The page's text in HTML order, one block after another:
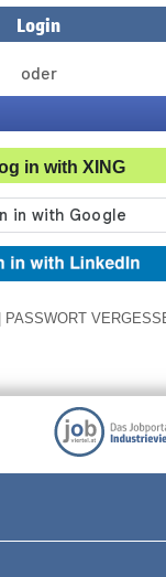
oder
in with XING
PASSWORT